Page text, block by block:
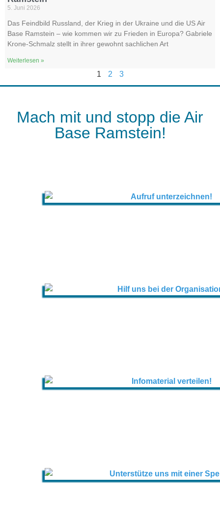
5. Juni 2026
Das Feindbild Russland, der Krieg in der Ukraine und die US Air
Base Ramstein – wie kommen wir zu Frieden in Europa? Gabriele
Krone-Schmalz stellt in ihrer gewohnt sachlichen Art
Weiterlesen »
1 2 3
Mach mit und stopp die Air
Base Ramstein!